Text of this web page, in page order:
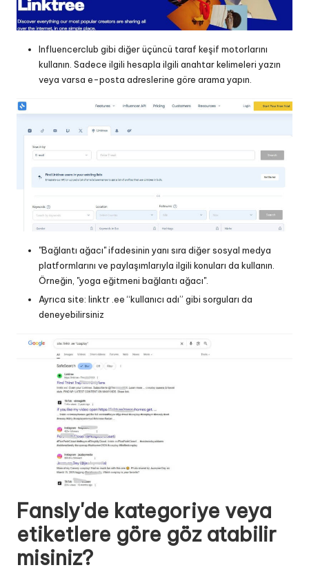
Influencerclub gibi diğer üçüncü taraf keşif motorlarını
kullanın. Sadece ilgili hesapla ilgili anahtar kelimeleri yazın
veya varsa e-posta adreslerine göre arama yapın.
"Bağlantı ağacı" ifadesinin yanı sıra diğer sosyal medya
platformlarını ve paylaşımlarıyla ilgili konuları da kullanın.
Örneğin, "yoga eğitmeni bağlantı ağacı".
Ayrıca site: linktr .ee “kullanıcı adı” gibi sorguları da
deneyebilirsiniz
Fansly'de kategoriye veya
etiketlere göre göz atabilir
misiniz?